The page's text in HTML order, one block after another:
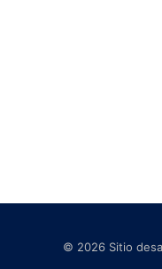
© 2026 Sitio